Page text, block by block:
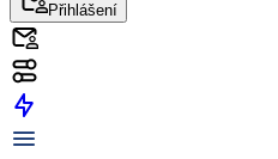
Přihlášení